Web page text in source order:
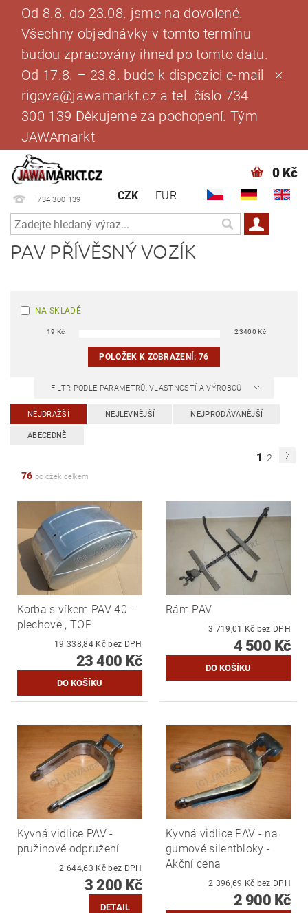
Od 8.8. do 23.08. jsme na dovolené.
Všechny objednávky v tomto termínu
budou zpracovány ihned po tomto datu.
Od 17.8. – 23.8. bude k dispozici e-mail
rigova@jawamarkt.cz a tel. číslo 734
300 139 Děkujeme za pochopení. Tým
JAWAmarkt
734 300 139 CZK EUR
0 Kč
PAV PŘÍVĚSNÝ VOZÍK
NA SKLADĚ
19 Kč 23400 Kč
POLOŽEK K ZOBRAZENÍ:76
FILTR PODLE PARAMETRŮ, VLASTNOSTÍ A VÝROBCŮ
NEJDRAŽŠÍ NEJLEVNĚJŠÍ NEJPRODÁVANĚJŠÍ
ABECEDNĚ
1 2
76 položek celkem
Korba s víkem PAV 40 -
plechové , TOP
19 338,84 Kč bez DPH
23 400 Kč
Rám PAV
3 719,01 Kč bez DPH
4 500 Kč
Kyvná vidlice PAV -
pružinové odpružení
2 644,63 Kč bez DPH
3 200 Kč
DETAIL
Kyvná vidlice PAV - na
gumové silentbloky -
Akční cena
2 396,69 Kč bez DPH
2 900 Kč